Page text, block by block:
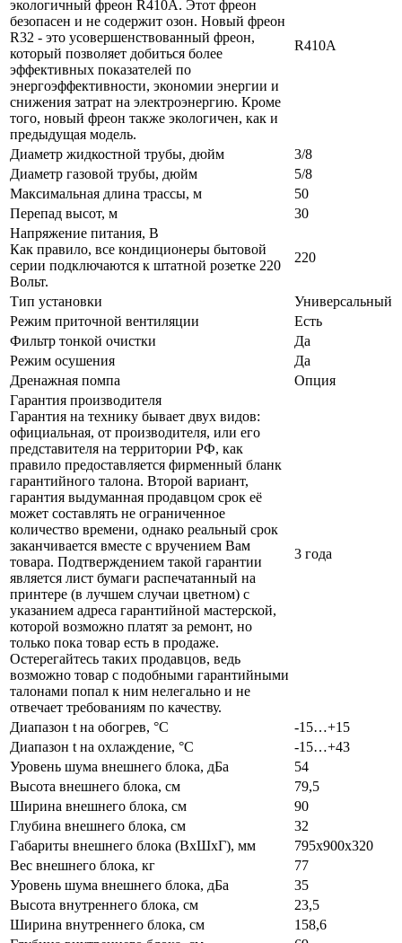
экологичный фреон R410A. Этот фреон
безопасен и не содержит озон. Новый фреон
R32 - это усовершенствованный фреон,
который позволяет добиться более
эффективных показателей по
энергоэффективности, экономии энергии и
снижения затрат на электроэнергию. Кроме
того, новый фреон также экологичен, как и
предыдущая модель.
R410A
Диаметр жидкостной трубы, дюйм
3/8
Диаметр газовой трубы, дюйм
5/8
Максимальная длина трассы, м
50
Перепад высот, м
30
Напряжение питания, В
Как правило, все кондиционеры бытовой
серии подключаются к штатной розетке 220
Вольт.
220
Тип установки
Универсальный
Режим приточной вентиляции
Есть
Фильтр тонкой очистки
Да
Режим осушения
Да
Дренажная помпа
Опция
Гарантия производителя
Гарантия на технику бывает двух видов:
официальная, от производителя, или его
представителя на территории РФ, как
правило предоставляется фирменный бланк
гарантийного талона. Второй вариант,
гарантия выдуманная продавцом срок её
может составлять не ограниченное
количество времени, однако реальный срок
заканчивается вместе с вручением Вам
товара. Подтверждением такой гарантии
является лист бумаги распечатанный на
принтере (в лучшем случаи цветном) с
указанием адреса гарантийной мастерской,
которой возможно платят за ремонт, но
только пока товар есть в продаже.
Остерегайтесь таких продавцов, ведь
возможно товар с подобными гарантийными
талонами попал к ним нелегально и не
отвечает требованиям по качеству.
3 года
Диапазон t на обогрев, °С
-15…+15
Диапазон t на охлаждение, °С
-15…+43
Уровень шума внешнего блока, дБа
54
Высота внешнего блока, см
79,5
Ширина внешнего блока, см
90
Глубина внешнего блока, см
32
Габариты внешнего блока (ВхШхГ), мм
795х900х320
Вес внешнего блока, кг
77
Уровень шума внешнего блока, дБа
35
Высота внутреннего блока, см
23,5
Ширина внутреннего блока, см
158,6